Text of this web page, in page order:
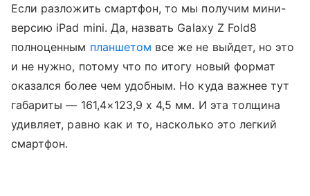
Если разложить смартфон, то мы получим мини-
версию iPad mini. Да, назвать Galaxy Z Fold8
полноценным планшетом все же не выйдет, но это
и не нужно, потому что по итогу новый формат
оказался более чем удобным. Но куда важнее тут
габариты — 161,4×123,9 x 4,5 мм. И эта толщина
удивляет, равно как и то, насколько это легкий
смартфон.